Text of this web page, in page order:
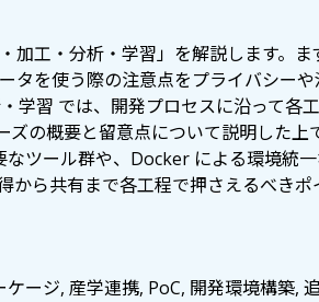
加工・分析・学習」を解説します。
タを使う際の注意点をプライバシー
学習 では、開発プロセスに沿って各
ズの概要と留意点について説明した上
ツール群や、Docker による環境統
から共有まで各工程で押さえるべきポ
ージ, 産学連携, PoC, 開発環境構築,